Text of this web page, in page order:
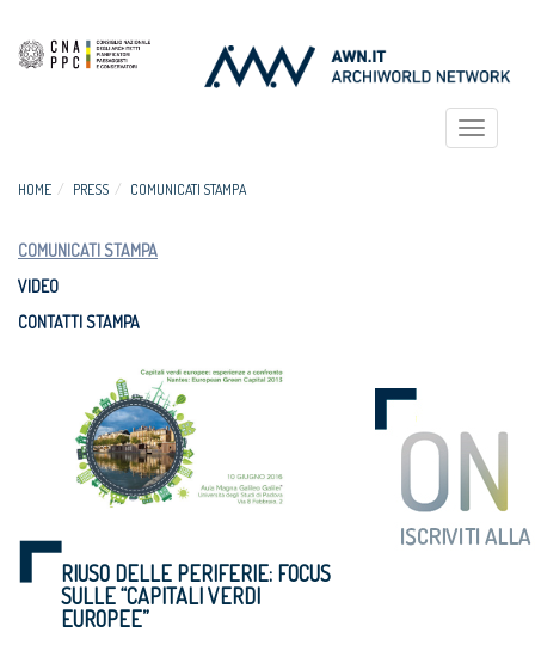
Toggle
HOME PRESS COMUNICATI STAMPA
COMUNICATI STAMPA
VIDEO
CONTATTI STAMPA
RIUSO DELLE PERIFERIE: FOCUS
SULLE “CAPITALI VERDI
EUROPEE”